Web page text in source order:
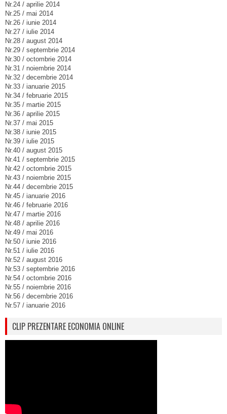
Nr.24 / aprilie 2014
Nr.25 / mai 2014
Nr.26 / iunie 2014
Nr.27 / iulie 2014
Nr.28 / august 2014
Nr.29 / septembrie 2014
Nr.30 / octombrie 2014
Nr.31 / noiembrie 2014
Nr.32 / decembrie 2014
Nr.33 / ianuarie 2015
Nr.34 / februarie 2015
Nr.35 / martie 2015
Nr.36 / aprilie 2015
Nr.37 / mai 2015
Nr.38 / iunie 2015
Nr.39 / iulie 2015
Nr.40 / august 2015
Nr.41 / septembrie 2015
Nr.42 / octombrie 2015
Nr.43 / noiembrie 2015
Nr.44 / decembrie 2015
Nr.45 / ianuarie 2016
Nr.46 / februarie 2016
Nr.47 / martie 2016
Nr.48 / aprilie 2016
Nr.49 / mai 2016
Nr.50 / iunie 2016
Nr.51 / iulie 2016
Nr.52 / august 2016
Nr.53 / septembrie 2016
Nr.54 / octombrie 2016
Nr.55 / noiembrie 2016
Nr.56 / decembrie 2016
Nr.57 / ianuarie 2016
CLIP PREZENTARE ECONOMIA ONLINE